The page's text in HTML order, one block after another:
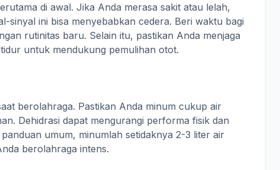
di awal. Jika Anda merasa sakit atau lelah,
sinyal ini bisa menyebabkan cedera. Beri waktu bagi
rutinitas baru. Selain itu, pastikan Anda menjaga
untuk mendukung pemulihan otot.
berolahraga. Pastikan Anda minum cukup air
Dehidrasi dapat mengurangi performa fisik dan
umum, minumlah setidaknya 2-3 liter air
berolahraga intens.